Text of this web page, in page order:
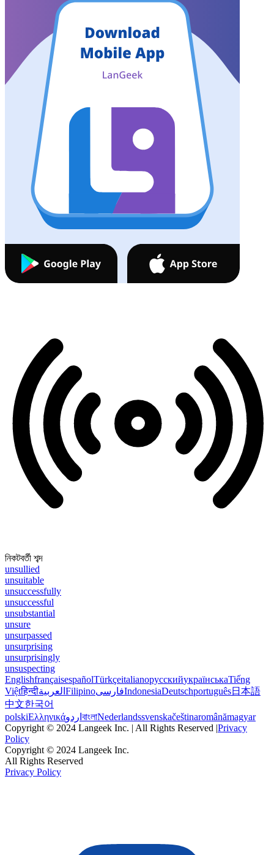
নিকটবর্তী শব্দ
unsullied
unsuitable
unsuccessfully
unsuccessful
unsubstantial
unsure
unsurpassed
unsurprising
unsurprisingly
unsuspecting
EnglishfrançaisespañolTürkçeitalianoрусскийукраїнськаTiếng
Việtहिन्दीالعربية FilipinoفارسیIndonesiaDeutschportuguês日本語
中文한국어
polskiΕλληνικάاردو বাংলাNederlandssvenskačeštinaromânămagyar
Copyright © 2024 Langeek Inc. | All Rights Reserved |Privacy
Policy
Copyright © 2024 Langeek Inc.
All Rights Reserved
Privacy Policy